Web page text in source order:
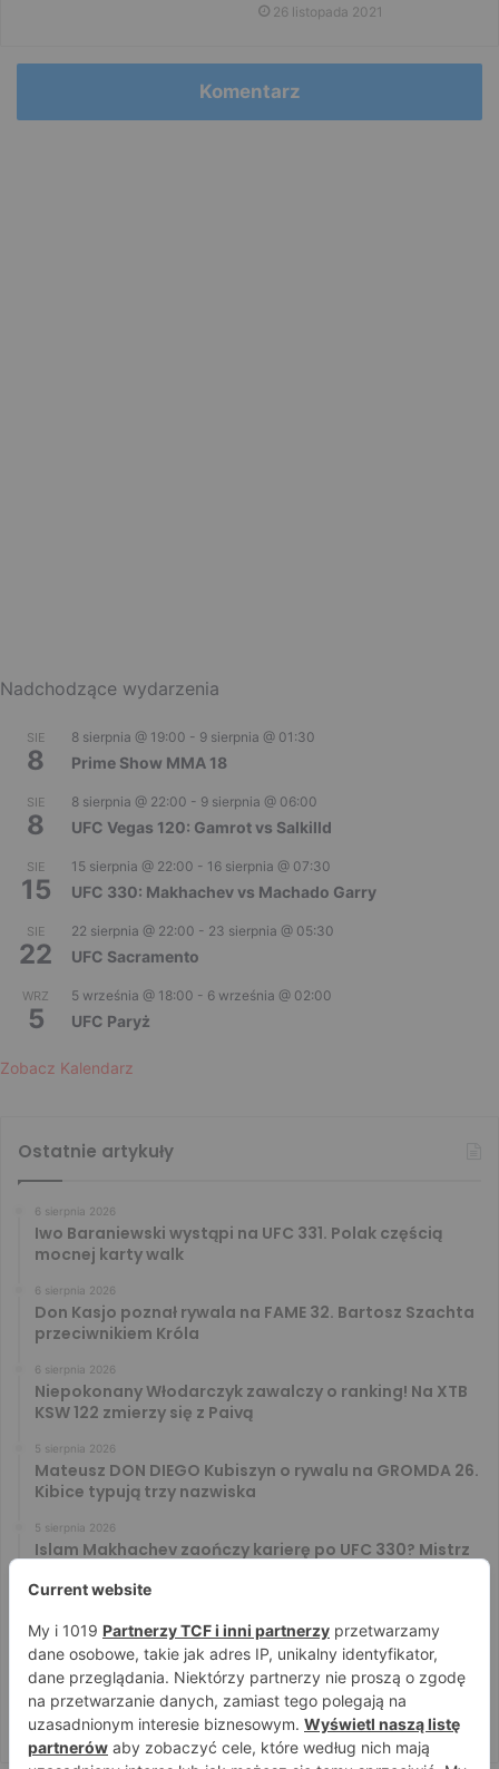
26 listopada 2021
Komentarz
Nadchodzące wydarzenia
SIE
8
8 sierpnia @ 19:00 - 9 sierpnia @ 01:30
Prime Show MMA 18
SIE
8
8 sierpnia @ 22:00 - 9 sierpnia @ 06:00
UFC Vegas 120: Gamrot vs Salkilld
SIE
15
15 sierpnia @ 22:00 - 16 sierpnia @ 07:30
UFC 330: Makhachev vs Machado Garry
SIE
22
22 sierpnia @ 22:00 - 23 sierpnia @ 05:30
UFC Sacramento
WRZ
5
5 września @ 18:00 - 6 września @ 02:00
UFC Paryż
Zobacz Kalendarz
Ostatnie artykuły
6 sierpnia 2026
Iwo Baraniewski wystąpi na UFC 331. Polak częścią
mocnej karty walk
6 sierpnia 2026
Don Kasjo poznał rywala na FAME 32. Bartosz Szachta
przeciwnikiem Króla
6 sierpnia 2026
Niepokonany Włodarczyk zawalczy o ranking! Na XTB
KSW 122 zmierzy się z Paivą
5 sierpnia 2026
Mateusz DON DIEGO Kubiszyn o rywalu na GROMDA 26.
Kibice typują trzy nazwiska
5 sierpnia 2026
Islam Makhachev zaończy karierę po UFC 330? Mistrz
Tańcula nie gryzł się w język. Wymowna sugestia o
zachowaniu Jacka Murańskiego [VIDEO]
4 sierpnia 2026
Ostre spojrzenia Jóźwiaka i Ryty. Zobacz face to face
przed PRIME 18